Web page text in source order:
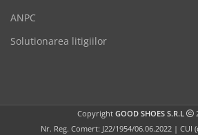
ANPC
Solutionarea litigiilor
Copyright GOOD SHOES S.R.L
Nr. Reg. Comert: J22/1954/06.06.2022 | CUI